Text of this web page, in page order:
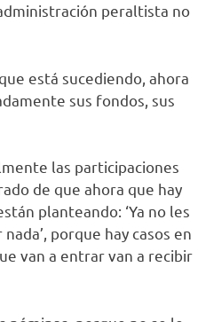
peraltista no
está sucediendo, ahora
sus fondos, sus
las participaciones
de que ahora que hay
planteando: ‘Ya no les
porque hay casos en
van a entrar van a recibir